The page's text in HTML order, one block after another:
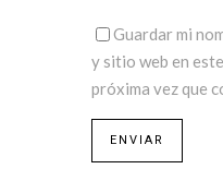
Guardar mi
y sitio web en
próxima vez que